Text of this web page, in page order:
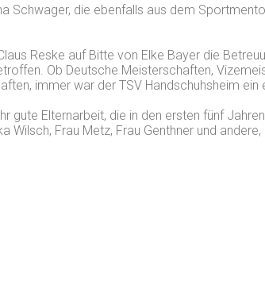
Schwager, die ebenfalls aus dem
Reske auf Bitte von Elke Bayer die
Ob Deutsche Meisterschaften,
immer war der TSV Handschuhsheim ein
Elternarbeit, die in den ersten fünf
Frau Metz, Frau Genthner und